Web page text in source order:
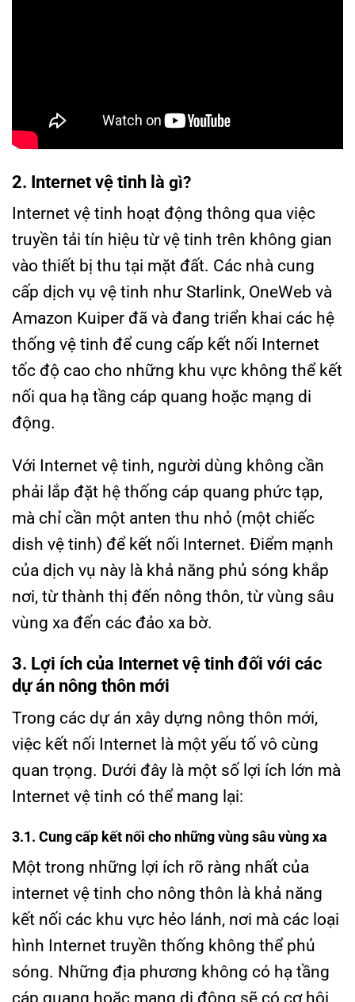
2. Internet vệ tinh là gì?
Internet vệ tinh hoạt động thông qua việc
truyền tải tín hiệu từ vệ tinh trên không gian
vào thiết bị thu tại mặt đất. Các nhà cung
cấp dịch vụ vệ tinh như Starlink, OneWeb và
Amazon Kuiper đã và đang triển khai các hệ
thống vệ tinh để cung cấp kết nối Internet
tốc độ cao cho những khu vực không thể kết
nối qua hạ tầng cáp quang hoặc mạng di
động.
Với Internet vệ tinh, người dùng không cần
phải lắp đặt hệ thống cáp quang phức tạp,
mà chỉ cần một anten thu nhỏ (một chiếc
dish vệ tinh) để kết nối Internet. Điểm mạnh
của dịch vụ này là khả năng phủ sóng khắp
nơi, từ thành thị đến nông thôn, từ vùng sâu
vùng xa đến các đảo xa bờ.
3. Lợi ích của Internet vệ tinh đối với các
dự án nông thôn mới
Trong các dự án xây dựng nông thôn mới,
việc kết nối Internet là một yếu tố vô cùng
quan trọng. Dưới đây là một số lợi ích lớn mà
Internet vệ tinh có thể mang lại:
3.1. Cung cấp kết nối cho những vùng sâu vùng xa
Một trong những lợi ích rõ ràng nhất của
internet vệ tinh cho nông thôn là khả năng
kết nối các khu vực hẻo lánh, nơi mà các loại
hình Internet truyền thống không thể phủ
sóng. Những địa phương không có hạ tầng